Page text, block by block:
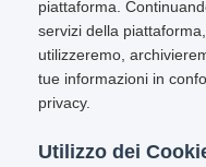
piattaforma.
servizi della
utilizzeremo,
tue informazioni in
privacy.
Utilizzo dei